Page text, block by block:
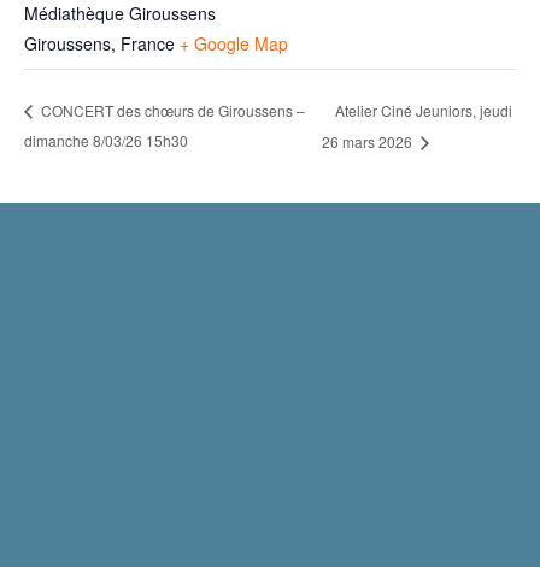
Médiathèque Giroussens
Giroussens, France + Google Map
CONCERT des chœurs de Giroussens –
dimanche 8/03/26 15h30
Atelier Ciné Jeuniors, jeudi
26 mars 2026